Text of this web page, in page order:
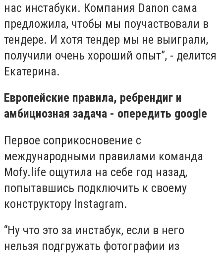
нас инстабуки. Компания Danon сама
предложила, чтобы мы поучаствовали в
тендере. И хотя тендер мы не выиграли,
получили очень хороший опыт”, - делится
Екатерина.
Европейские правила, ребрендиг и
амбициозная задача - опередить google
Первое соприкосновение с
международными правилами команда
Mofy.life ощутила на себе год назад,
попытавшись подключить к своему
конструктору Instagram.
“Ну что это за инстабук, если в него
нельзя подгружать фотографии из